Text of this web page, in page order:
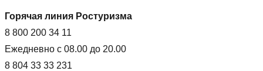
Горячая линия Ростуризма
8 800 200 34 11
Ежедневно с 08.00 до 20.00
8 804 33 33 231